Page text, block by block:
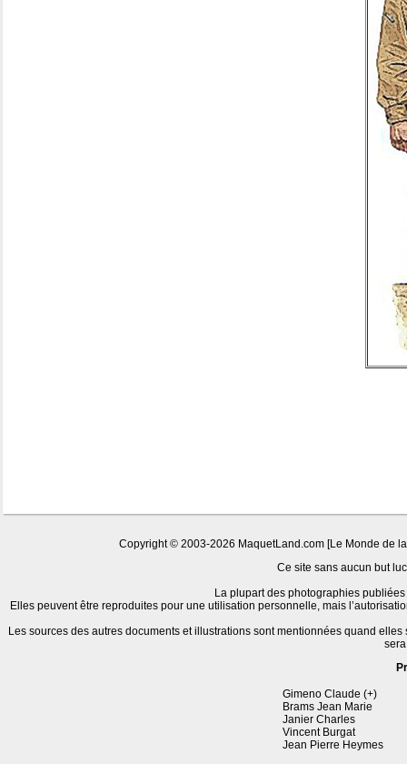
Copyright © 2003-2026 MaquetLand.com [Le Monde de
Ce site sans aucun but
La plupart des photographies
Elles peuvent être reproduites pour une utilisation personnelle, mais
Les sources des autres documents et illustrations sont mentionnées quand
Gimeno Claude (+)
Brams Jean Marie
Janier Charles
Vincent Burgat
Jean Pierre Heymes